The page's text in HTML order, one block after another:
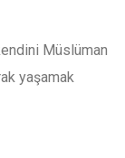
Müslüman
yaşamak